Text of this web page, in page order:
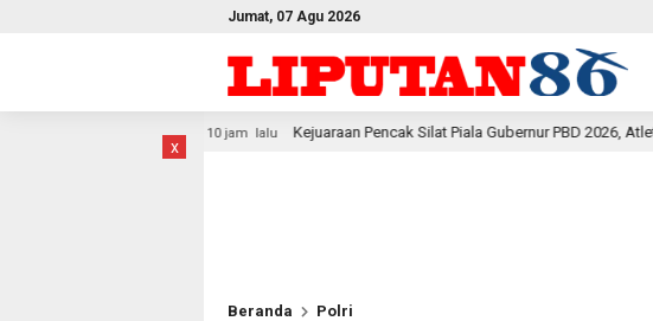
Jumat, 07 Agu 2026
x
Kejuaraan Pencak Silat Piala Gubernur PBD 2026, Atlet Kodam XVIII Kasuari
Beranda Polri